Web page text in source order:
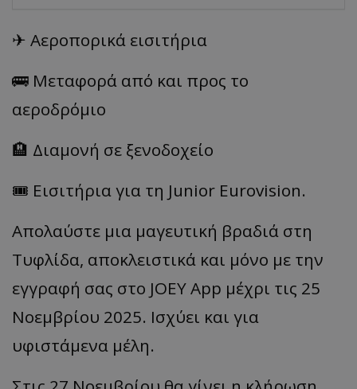
✈ Αεροπορικά εισιτήρια
🚌 Μεταφορά από και προς το
αεροδρόμιο
🏨 Διαμονή σε ξενοδοχείο
🎟 Εισιτήρια για τη Junior Eurovision.
Απολαύστε μια μαγευτική βραδιά στη
Τυφλίδα, αποκλειστικά και μόνο με την
εγγραφή σας στο JOEY App μέχρι τις 25
Νοεμβρίου 2025. Ισχύει και για
υφιστάμενα μέλη.